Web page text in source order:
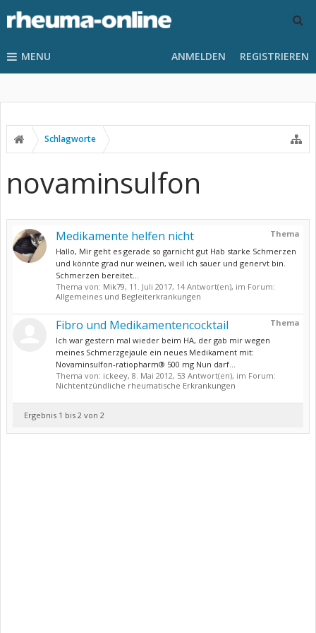
MENU ANMELDEN REGISTRIEREN
Schlagworte
novaminsulfon
Thema
Medikamente helfen nicht
Hallo, Mir geht es gerade so garnicht gut Hab starke Schmerzen
und könnte grad nur weinen, weil ich sauer und genervt bin.
Schmerzen bereitet...
Thema von: Mik79, 11. Juli 2017, 14 Antwort(en), im Forum:
Allgemeines und Begleiterkrankungen
Thema
Fibro und Medikamentencocktail
Ich war gestern mal wieder beim HA, der gab mir wegen
meines Schmerzgejaule ein neues Medikament mit:
Novaminsulfon-ratiopharm® 500 mg Nun darf...
Thema von: ickeey, 8. Mai 2012, 53 Antwort(en), im Forum:
Nichtentzündliche rheumatische Erkrankungen
Ergebnis 1 bis 2 von 2